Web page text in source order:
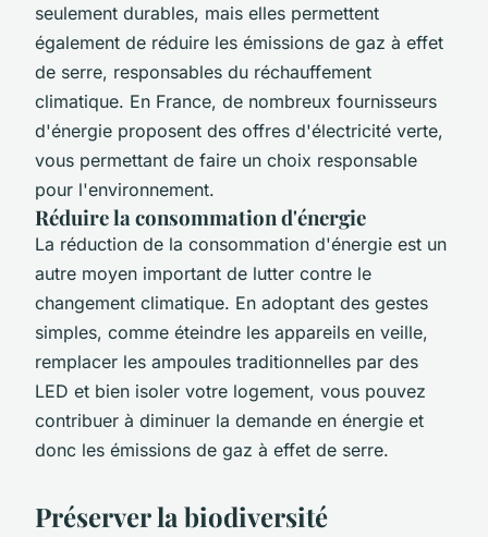
seulement durables, mais elles permettent
également de réduire les émissions de gaz à effet
de serre, responsables du réchauffement
climatique. En France, de nombreux fournisseurs
d'énergie proposent des offres d'électricité verte,
vous permettant de faire un choix responsable
pour l'environnement.
Réduire la consommation d'énergie
La réduction de la consommation d'énergie est un
autre moyen important de lutter contre le
changement climatique. En adoptant des gestes
simples, comme éteindre les appareils en veille,
remplacer les ampoules traditionnelles par des
LED et bien isoler votre logement, vous pouvez
contribuer à diminuer la demande en énergie et
donc les émissions de gaz à effet de serre.
Préserver la biodiversité